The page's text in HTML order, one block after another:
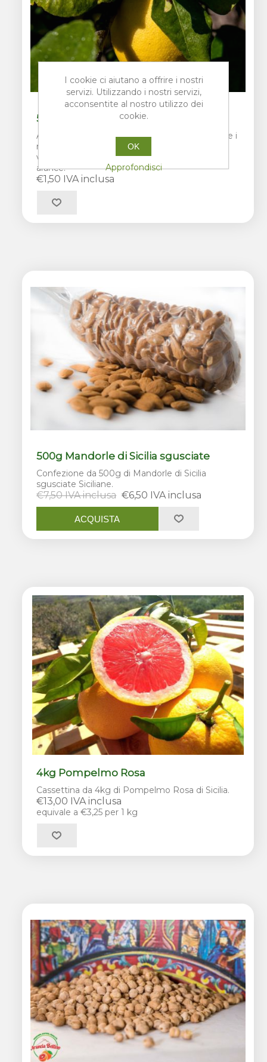
5 pz limoni di Sicilia
AranciaBellino vi offre la possibilità di assaggiare i
nostri limoni, ordina "5 limoni di Sicilia" che
verranno inseriti IN SOSTITUZIONE ad alcune
arance.
€1,50 IVA inclusa
500g Mandorle di Sicilia sgusciate
Confezione da 500g di Mandorle di Sicilia
sgusciate Siciliane.
€7,50 IVA inclusa €6,50 IVA inclusa
ACQUISTA
4kg Pompelmo Rosa
Cassettina da 4kg di Pompelmo Rosa di Sicilia.
€13,00 IVA inclusa
equivale a €3,25 per 1 kg
I cookie ci aiutano a offrire i nostri
servizi. Utilizzando i nostri servizi,
acconsentite al nostro utilizzo dei
cookie.
OK
Approfondisci